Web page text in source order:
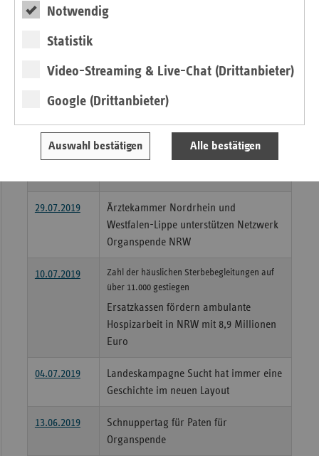
Notwendig
Statistik
Video-Streaming & Live-Chat (Drittanbieter)
Google (Drittanbieter)
Auswahl bestätigen Alle bestätigen
29.08.2019 Paten für Organspende gesucht
26.08.2019
Ersatzkassen begrüßen das Konzept des
Virtuellen Krankenhauses
05.08.2019
KV Nordrhein und Krankenkassen
verbessern medizinische Versorgung
29.07.2019
Ärztekammer Nordrhein und
Westfalen-Lippe unterstützen Netzwerk
Organspende NRW
10.07.2019
Zahl der häuslichen Sterbebegleitungen auf
über 11.000 gestiegen
Ersatzkassen fördern ambulante
Hospizarbeit in NRW mit 8,9 Millionen
Euro
04.07.2019
Landeskampagne Sucht hat immer eine
Geschichte im neuen Layout
13.06.2019
Schnuppertag für Paten für
Organspende